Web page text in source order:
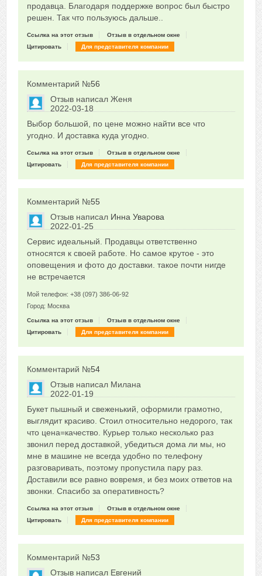
продавца. Благодаря поддержке вопрос был быстро
решен. Так что пользуюсь дальше..
Ссылка на этот отзыв
Отзыв в отдельном окне
Цитировать
Для представителя компании
Комментарий №56
Отзыв написал Женя
2022-03-18
0
Сказать друзьям об отзыве
Выбор большой, по цене можно найти все что
угодно. И доставка куда угодно.
Ссылка на этот отзыв
Отзыв в отдельном окне
Цитировать
Для представителя компании
Комментарий №55
Отзыв написал Инна Уварова
2022-01-25
0
Сказать друзьям об отзыве
Сервис идеальный. Продавцы ответственно
относятся к своей работе. Но самое крутое - это
оповещения и фото до доставки. такое почти нигде
не встречается
Мой телефон: +38 (097) 386-06-92
Город: Москва
Ссылка на этот отзыв
Отзыв в отдельном окне
Цитировать
Для представителя компании
Комментарий №54
Отзыв написал Милана
2022-01-19
0
Сказать друзьям об отзыве
Букет пышный и свеженький, оформили грамотно,
выглядит красиво. Стоил относительно недорого, так
что цена=качество. Курьер только несколько раз
звонил перед доставкой, убедиться дома ли мы, но
мне в машине не всегда удобно по телефону
разговаривать, поэтому пропустила пару раз.
Доставили все равно вовремя, и без моих ответов на
звонки. Спасибо за оперативность?
Ссылка на этот отзыв
Отзыв в отдельном окне
Цитировать
Для представителя компании
Комментарий №53
Отзыв написал Евгений